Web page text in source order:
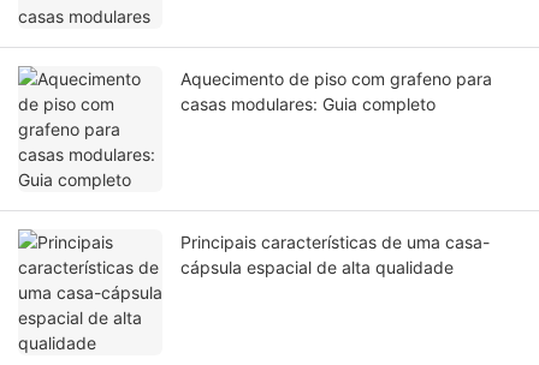
Aquecimento de piso com grafeno para
casas modulares: Guia completo
Principais características de uma casa-
cápsula espacial de alta qualidade